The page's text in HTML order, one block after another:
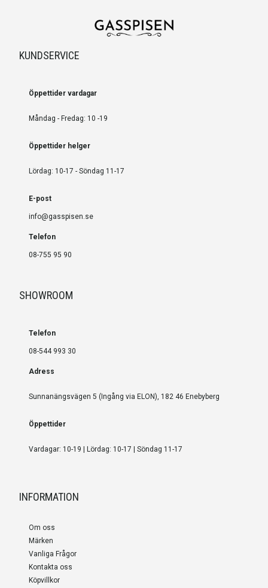
KUNDSERVICE
Öppettider vardagar
Måndag - Fredag: 10 -19
Öppettider helger
Lördag: 10-17 - Söndag 11-17
E-post
info@gasspisen.se
Telefon
08-755 95 90
SHOWROOM
Telefon
08-544 993 30
Adress
Sunnanängsvägen 5 (Ingång via ELON), 182 46 Enebyberg
Öppettider
Vardagar: 10-19 | Lördag: 10-17 | Söndag 11-17
INFORMATION
Om oss
Märken
Vanliga Frågor
Kontakta oss
Köpvillkor